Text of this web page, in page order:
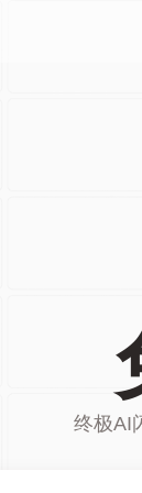
终极AI